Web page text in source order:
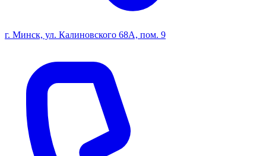
г. Минск, ул. Калиновского 68А, пом. 9